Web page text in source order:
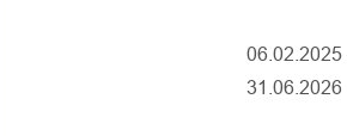
31.06.2026